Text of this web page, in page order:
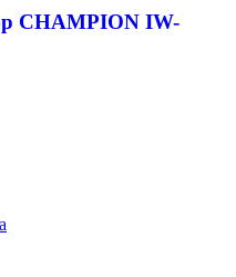
CHAMPION IW-